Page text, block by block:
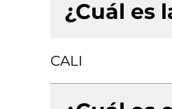
¿Cuál es
CALI